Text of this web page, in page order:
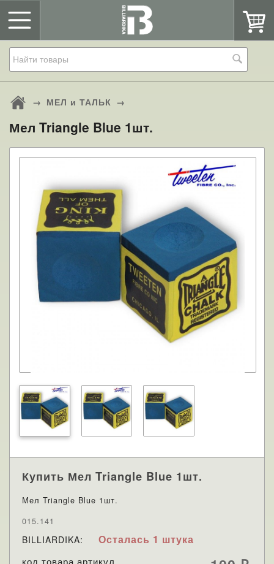
→ МЕЛ и ТАЛЬК →
Мел Triangle Blue 1шт.
Купить Мел Triangle Blue 1шт.
Мел Triangle Blue 1шт.
015.141
BILLIARDIKA: Осталась 1 штука
код товара артикул